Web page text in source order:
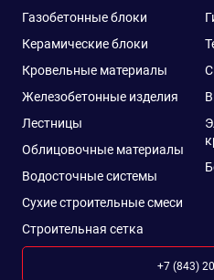
Газобетонные блоки
Керамические блоки
Кровельные материалы
Железобетонные изделия
Лестницы
Облицовочные материалы
Водосточные системы
Сухие строительные смеси
Строительная сетка
+7 (843)